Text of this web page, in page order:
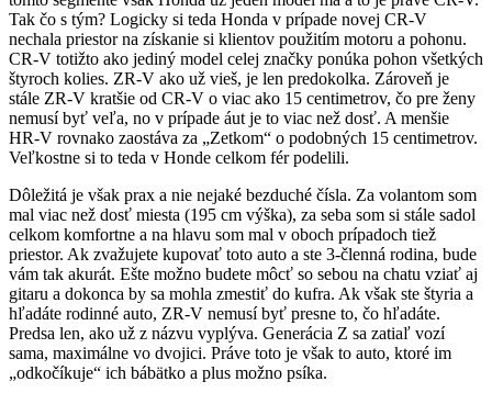
Tak čo s tým? Logicky si teda Honda v prípade novej CR-V
nechala priestor na získanie si klientov použitím motoru a pohonu.
CR-V totižto ako jediný model celej značky ponúka pohon všetkých
štyroch kolies. ZR-V ako už vieš, je len predokolka. Zároveň je
stále ZR-V kratšie od CR-V o viac ako 15 centimetrov, čo pre ženy
nemusí byť veľa, no v prípade áut je to viac než dosť. A menšie
HR-V rovnako zaostáva za „Zetkom“ o podobných 15 centimetrov.
Veľkostne si to teda v Honde celkom fér podelili.
Dôležitá je však prax a nie nejaké bezduché čísla. Za volantom som
mal viac než dosť miesta (195 cm výška), za seba som si stále sadol
celkom komfortne a na hlavu som mal v oboch prípadoch tiež
priestor. Ak zvažujete kupovať toto auto a ste 3-členná rodina, bude
vám tak akurát. Ešte možno budete môcť so sebou na chatu vziať aj
gitaru a dokonca by sa mohla zmestiť do kufra. Ak však ste štyria a
hľadáte rodinné auto, ZR-V nemusí byť presne to, čo hľadáte.
Predsa len, ako už z názvu vyplýva. Generácia Z sa zatiaľ vozí
sama, maximálne vo dvojici. Práve toto je však to auto, ktoré im
„odkočíkuje“ ich bábätko a plus možno psíka.